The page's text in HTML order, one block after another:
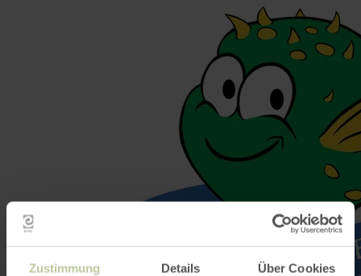
Zustimmung Details Über Cookies